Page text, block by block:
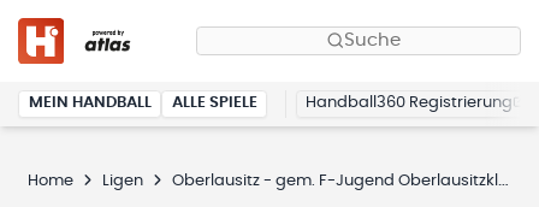
Suche
MEIN HANDBALL ALLE SPIELE Handball360 Registrierung
Home Ligen Oberlausitz - gem. F-Jugend Oberlausitzklasse